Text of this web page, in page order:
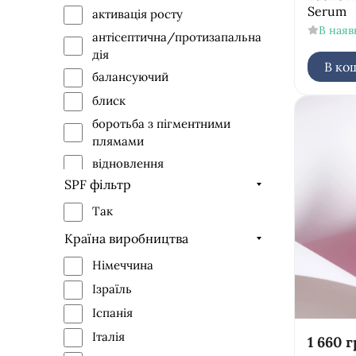
Simildiet Laboratorios
Valmont
активація росту
антісептична/протизапальна
дія
балансуючий
блиск
боротьба з пігментними
плямами
відновлення
лікування акне
ліфтинг-ефект
ефект маскування
матування
освітлення
очищення
живлення
SPF фільтр
Так
Країна виробництва
Німеччина
Ізраїль
Іспанія
Італія
Serum
В
В
1 660